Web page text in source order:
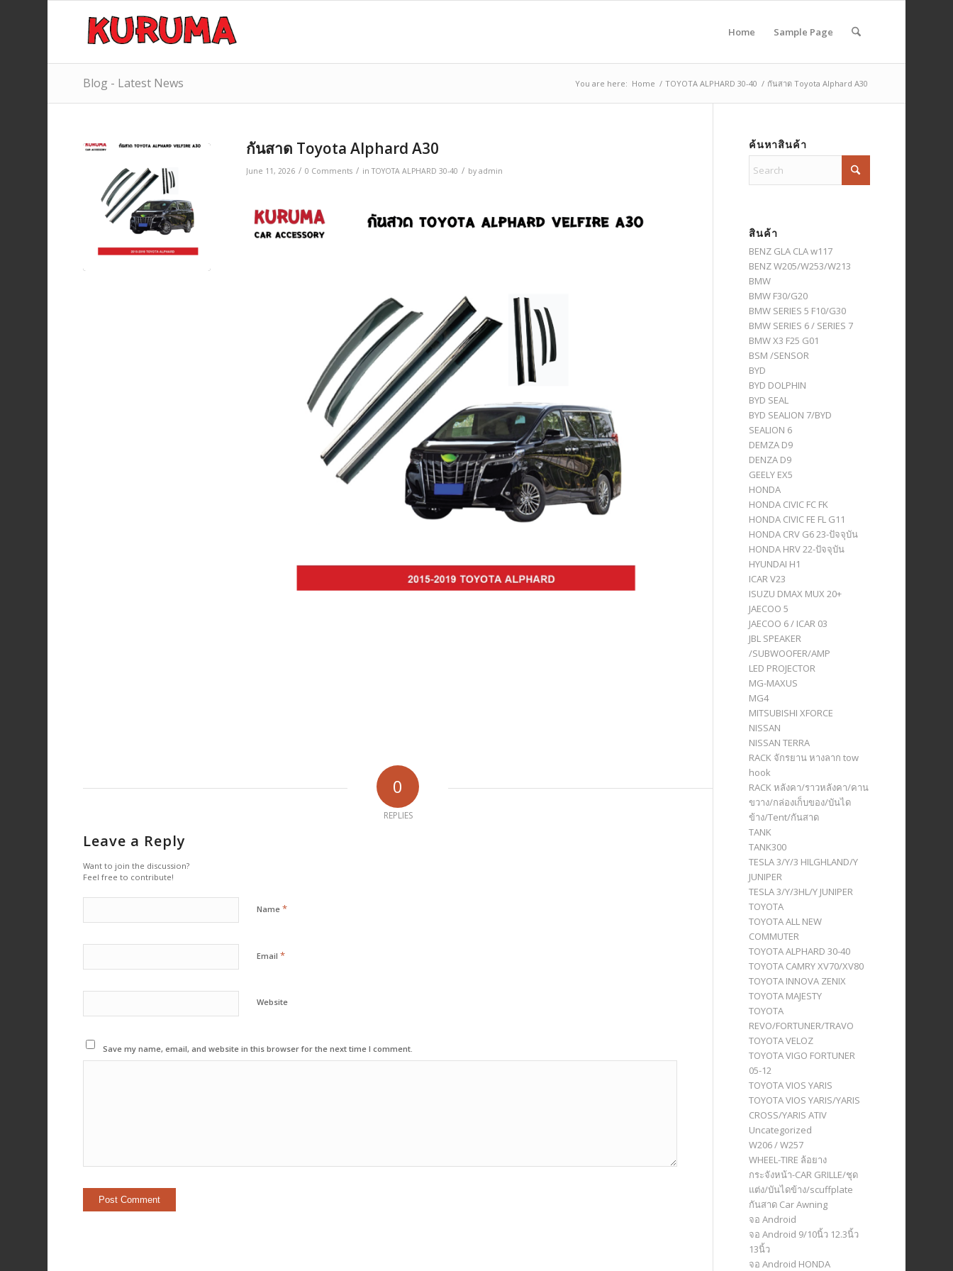
Home Sample Page
Blog - Latest News You are here: Home / TOYOTA ALPHARD 30-40 / กันสาด Toyota Alphard A30
กันสาด Toyota Alphard A30
June 11, 2026 / 0 Comments / inTOYOTA ALPHARD 30-40 / byadmin
0
REPLIES
Leave a Reply
Want to join the discussion?
Feel free to contribute!
Name*
Email*
Website
Save my name, email, and website in this browser for the next time I comment.
ค้นหาสินค้า
สินค้า
BENZ GLA CLA w117
BENZ W205/W253/W213
BMW
BMW F30/G20
BMW SERIES 5 F10/G30
BMW SERIES 6 / SERIES 7
BMW X3 F25 G01
BSM /SENSOR
BYD
BYD DOLPHIN
BYD SEAL
BYD SEALION 7/BYD
SEALION 6
DEMZA D9
DENZA D9
GEELY EX5
HONDA
HONDA CIVIC FC FK
HONDA CIVIC FE FL G11
HONDA CRV G6 23-ปัจจุบัน
HONDA HRV 22-ปัจจุบัน
HYUNDAI H1
ICAR V23
ISUZU DMAX MUX 20+
JAECOO 5
JAECOO 6 / ICAR 03
JBL SPEAKER
/SUBWOOFER/AMP
LED PROJECTOR
MG-MAXUS
MG4
MITSUBISHI XFORCE
NISSAN
NISSAN TERRA
RACK จักรยาน หางลาก tow
hook
RACK หลังคา/ราวหลังคา/คาน
ขวาง/กล่องเก็บของ/บันได
ข้าง/Tent/กันสาด
TANK
TANK300
TESLA 3/Y/3 HILGHLAND/Y
JUNIPER
TESLA 3/Y/3HL/Y JUNIPER
TOYOTA
TOYOTA ALL NEW
COMMUTER
TOYOTA ALPHARD 30-40
TOYOTA CAMRY XV70/XV80
TOYOTA INNOVA ZENIX
TOYOTA MAJESTY
TOYOTA
REVO/FORTUNER/TRAVO
TOYOTA VELOZ
TOYOTA VIGO FORTUNER
05-12
TOYOTA VIOS YARIS
TOYOTA VIOS YARIS/YARIS
CROSS/YARIS ATIV
Uncategorized
W206 / W257
WHEEL-TIRE ล้อยาง
กระจังหน้า-CAR GRILLE/ชุด
แต่ง/บันไดข้าง/scuffplate
กันสาด Car Awning
จอ Android
จอ Android 9/10นิ้ว 12.3นิ้ว
13นิ้ว
จอ Android HONDA